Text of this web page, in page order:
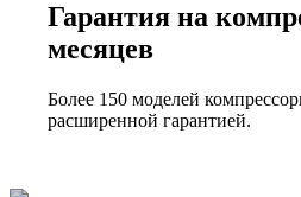
Гарантия на
месяцев
Более 150 моделей
расширенной гарантией.